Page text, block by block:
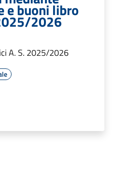
e buoni libro
2026
A. S. 2025/2026